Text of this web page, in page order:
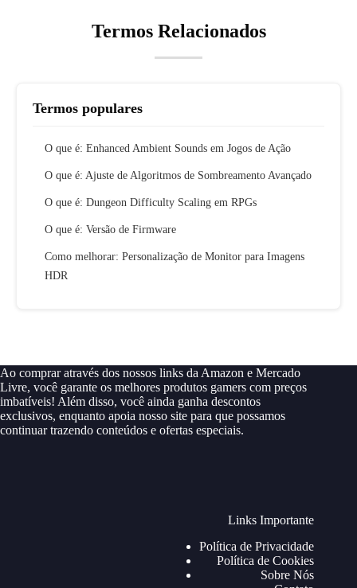
Termos Relacionados
Termos populares
O que é: Enhanced Ambient Sounds em Jogos de Ação
O que é: Ajuste de Algoritmos de Sombreamento Avançado
O que é: Dungeon Difficulty Scaling em RPGs
O que é: Versão de Firmware
Como melhorar: Personalização de Monitor para Imagens
HDR
Ao comprar através dos nossos links da Amazon e Mercado
Livre, você garante os melhores produtos gamers com preços
imbatíveis! Além disso, você ainda ganha descontos
exclusivos, enquanto apoia nosso site para que possamos
continuar trazendo conteúdos e ofertas especiais.
Links Importante
Política de Privacidade
Política de Cookies
Sobre Nós